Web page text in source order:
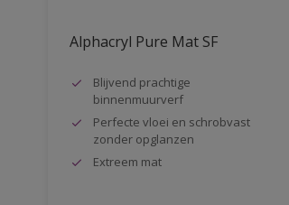
Alphacryl Pure Mat SF
Blijvend prachtige
binnenmuurverf
Perfecte vloei en schrobvast
zonder opglanzen
Extreem mat